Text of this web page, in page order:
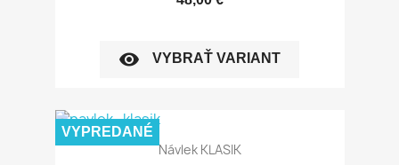
visibility VYBRAŤ VARIANT
Návlek KLASIK
VYPREDANÉ